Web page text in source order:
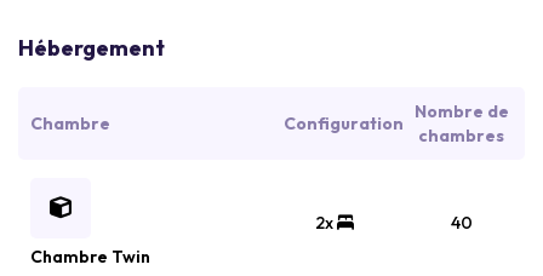
Hébergement
Chambre Configuration
Nombre de
chambres
Chambre Twin
2x 40